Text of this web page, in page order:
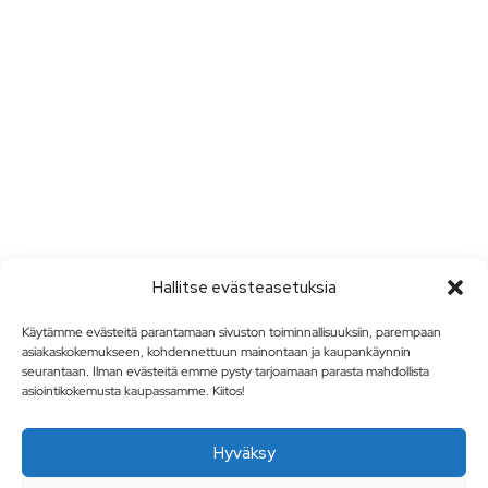
Hallitse evästeasetuksia
Käytämme evästeitä parantamaan sivuston toiminnallisuuksiin, parempaan
asiakaskokemukseen, kohdennettuun mainontaan ja kaupankäynnin
seurantaan. Ilman evästeitä emme pysty tarjoamaan parasta mahdollista
asiointikokemusta kaupassamme. Kiitos!
Hyväksy